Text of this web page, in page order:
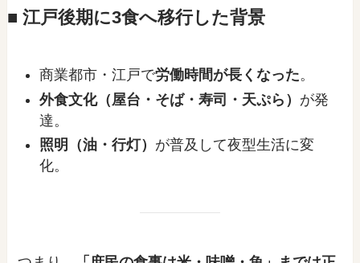
■ 江戸後期に3食へ移行した背景
商業都市・江戸で労働時間が長くなった。
外食文化（屋台・そば・寿司・天ぷら） が発
達。
照明（油・行灯） が普及して夜型生活に変
化。